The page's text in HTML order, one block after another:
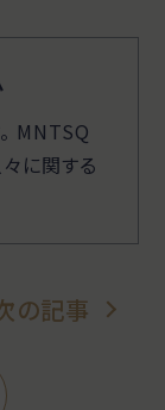
MNTSQ
に関する
の記事